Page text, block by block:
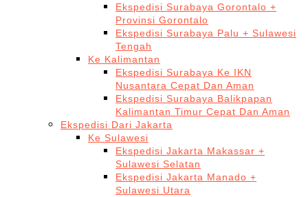
Ekspedisi Surabaya Gorontalo +
Provinsi Gorontalo
Ekspedisi Surabaya Palu + Sulawesi
Tengah
Ke Kalimantan
Ekspedisi Surabaya Ke IKN
Nusantara Cepat Dan Aman
Ekspedisi Surabaya Balikpapan
Kalimantan Timur Cepat Dan Aman
Ekspedisi Dari Jakarta
Ke Sulawesi
Ekspedisi Jakarta Makassar +
Sulawesi Selatan
Ekspedisi Jakarta Manado +
Sulawesi Utara